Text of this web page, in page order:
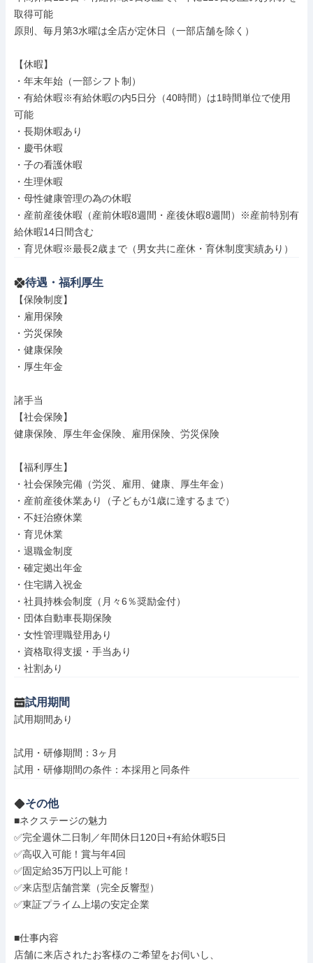
取得可能
原則、毎月第3水曜は全店が定休日（一部店舗を除く）
【休暇】
・年末年始（一部シフト制）
・有給休暇※有給休暇の内5日分（40時間）は1時間単位で使用
可能
・長期休暇あり
・慶弔休暇
・子の看護休暇
・生理休暇
・母性健康管理の為の休暇
・産前産後休暇（産前休暇8週間・産後休暇8週間）※産前特別有
給休暇14日間含む
・育児休暇※最長2歳まで（男女共に産休・育休制度実績あり）
待遇・福利厚生
【保険制度】
・雇用保険
・労災保険
・健康保険
・厚生年金
諸手当
【社会保険】
健康保険、厚生年金保険、雇用保険、労災保険
【福利厚生】
・社会保険完備（労災、雇用、健康、厚生年金）
・産前産後休業あり（子どもが1歳に達するまで）
・不妊治療休業
・育児休業
・退職金制度
・確定拠出年金
・住宅購入祝金
・社員持株会制度（月々6％奨励金付）
・団体自動車長期保険
・女性管理職登用あり
・資格取得支援・手当あり
・社割あり
試用期間
試用期間あり
試用・研修期間：3ヶ月
その他
■ネクステージの魅力
✅完全週休二日制／年間休日120日+有給休暇5日
✅高収入可能！賞与年4回
✅固定給35万円以上可能！
✅来店型店舗営業（完全反響型）
✅東証プライム上場の安定企業
■仕事内容
店舗に来店されたお客様のご希望をお伺いし、